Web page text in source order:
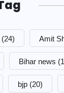
(24) Amit
Bihar news
bjp (20)